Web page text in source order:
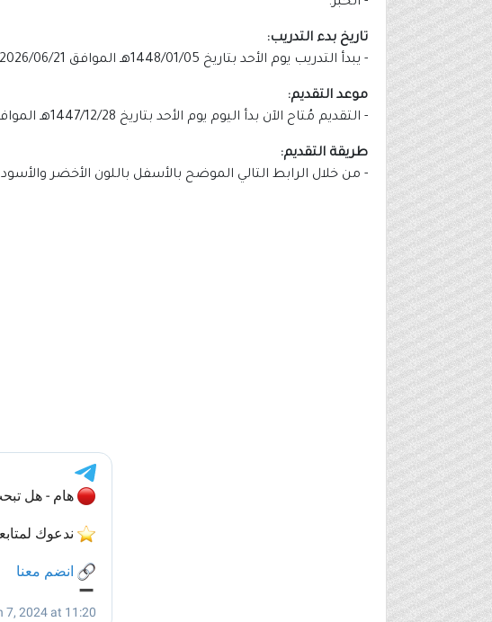
تاريخ بدء التدريب:
- يبدأ التدريب يوم الأحد بتاريخ 1448/01/05هـ الموافق 2026/06/21م.
موعد التقديم:
- التقديم مُتاح الآن بدأ اليوم يوم الأحد بتاريخ 1447/12/28هـ الموافق 2026/06/14م.
طريقة التقديم:
- من خلال الرابط التالي الموضح بالأسفل باللون الأخضر والأسود